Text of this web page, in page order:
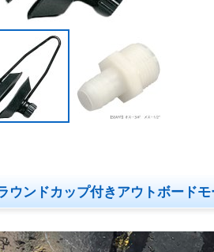
ウンドカップ付きアウトボード